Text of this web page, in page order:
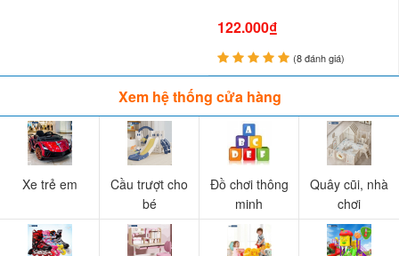
122.000₫
(8 đánh giá)
Xem hệ thống cửa hàng
Xe trẻ em
Cầu trượt cho
bé
Đồ chơi thông
minh
Quây cũi, nhà
chơi